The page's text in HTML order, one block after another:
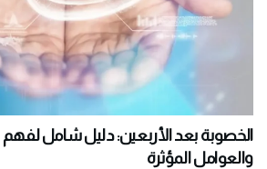
الخصوبة بعد الأربعين: دليل شامل
والعوامل المؤثرة